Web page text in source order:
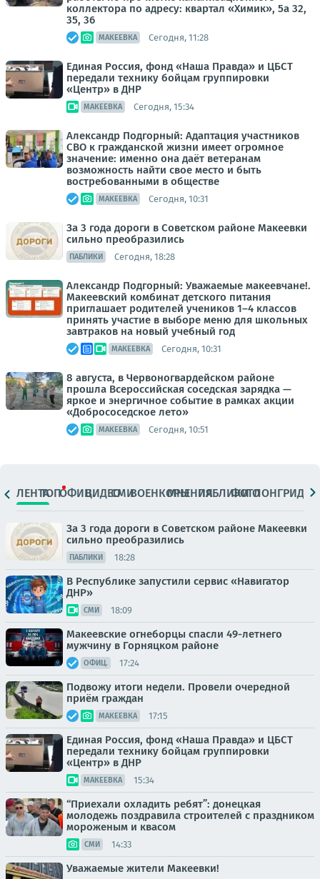
коллектора по адресу: квартал «Химик», 5а 32,
35, 36
МАКЕЕВКА Сегодня, 11:28
Единая Россия, фонд «Наша Правда» и ЦБСТ
передали технику бойцам группировки
«Центр» в ДНР
МАКЕЕВКА Сегодня, 15:34
Александр Подгорный: Адаптация участников
СВО к гражданской жизни имеет огромное
значение: именно она даёт ветеранам
возможность найти свое место и быть
востребованными в обществе
МАКЕЕВКА Сегодня, 10:31
За 3 года дороги в Советском районе Макеевки
сильно преобразились
ПАБЛИКИ Сегодня, 18:28
Александр Подгорный: Уважаемые макеевчане!.
Макеевский комбинат детского питания
приглашает родителей учеников 1–4 классов
принять участие в выборе меню для школьных
завтраков на новый учебный год
МАКЕЕВКА Сегодня, 10:31
8 августа, в Червоногвардейском районе
прошла Всероссийская соседская зарядка —
яркое и энергичное событие в рамках акции
«Добрососедское лето»
МАКЕЕВКА Сегодня, 10:51
ЛЕНТАТОПОФИЦ.ВИДЕОСМИВОЕНКОРЫМНЕНИЯПАБЛИКИ
ФОТОЛОНГРИДЫ
За 3 года дороги в Советском районе Макеевки
сильно преобразились
ПАБЛИКИ 18:28
В Республике запустили сервис «Навигатор
ДНР»
СМИ 18:09
Макеевские огнеборцы спасли 49-летнего
мужчину в Горняцком районе
ОФИЦ. 17:24
Подвожу итоги недели. Провели очередной
приём граждан
МАКЕЕВКА 17:15
Единая Россия, фонд «Наша Правда» и ЦБСТ
передали технику бойцам группировки
«Центр» в ДНР
МАКЕЕВКА 15:34
“Приехали охладить ребят”: донецкая
молодежь поздравила строителей с праздником
мороженым и квасом
СМИ 14:33
Уважаемые жители Макеевки!